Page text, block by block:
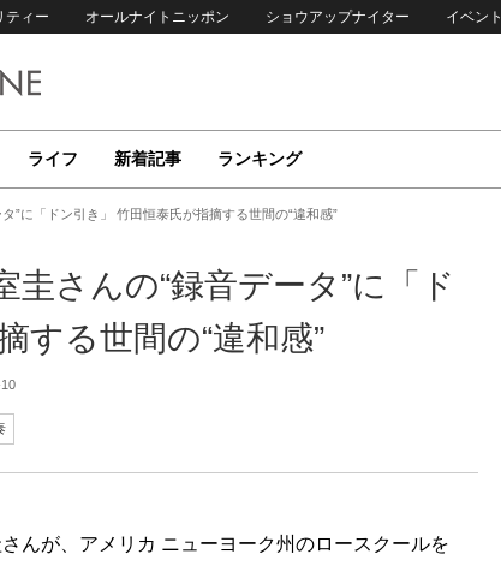
ティー オールナイトニッポン ショウアップナイター イベント
ライフ 新着記事 ランキング
”に「ドン引き」 竹田恒泰氏が指摘する世間の“違和感”
圭さんの“録音データ”に「ド
する世間の“違和感”
んが、アメリカ ニューヨーク州のロースクールを